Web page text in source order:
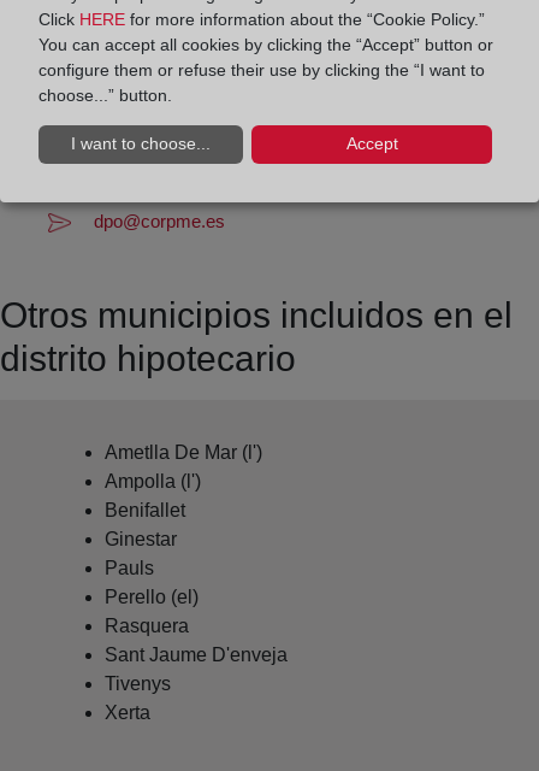
(977) 44 81 71
tortosa2@registrodelapropiedad.org
M.ª Francisca Hernández Jiménez
dpo@corpme.es
Otros municipios incluidos en el
distrito hipotecario
Ametlla De Mar (l')
Ampolla (l')
Benifallet
Ginestar
Pauls
Perello (el)
Rasquera
Sant Jaume D'enveja
Tivenys
Xerta
Click HERE for more information about the “Cookie Policy.”
You can accept all cookies by clicking the “Accept” button or
configure them or refuse their use by clicking the “I want to
choose...” button.
I want to choose... Accept